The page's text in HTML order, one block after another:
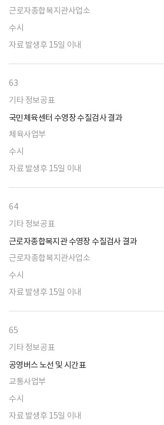
근로자종합복지관사업소
수시
자료 발생후 15일 이내
63
기타 정보공표
국민체육센터 수영장 수질검사 결과
체육사업부
수시
자료 발생후 15일 이내
64
기타 정보공표
근로자종합복지관 수영장 수질검사 결과
근로자종합복지관사업소
수시
자료 발생후 15일 이내
65
기타 정보공표
공영버스 노선 및 시간표
교통사업부
수시
자료 발생후 15일 이내